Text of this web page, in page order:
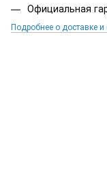
Официальная
Подробнее о доставке и